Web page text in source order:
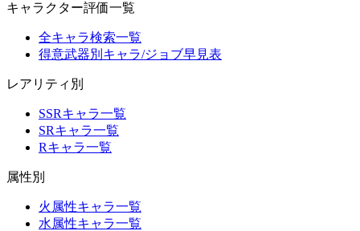
キャラクター評価一覧
全キャラ検索一覧
得意武器別キャラ/ジョブ早見表
レアリティ別
SSRキャラ一覧
SRキャラ一覧
Rキャラ一覧
属性別
火属性キャラ一覧
水属性キャラ一覧